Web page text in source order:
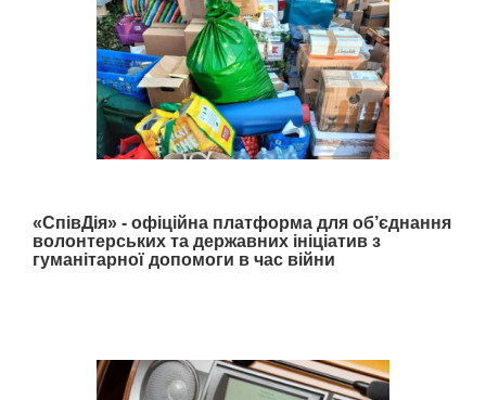
«СпівДія» - офіційна платформа для об’єднання
волонтерських та державних ініціатив з
гуманітарної допомоги в час війни